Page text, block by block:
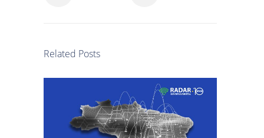
Related Posts